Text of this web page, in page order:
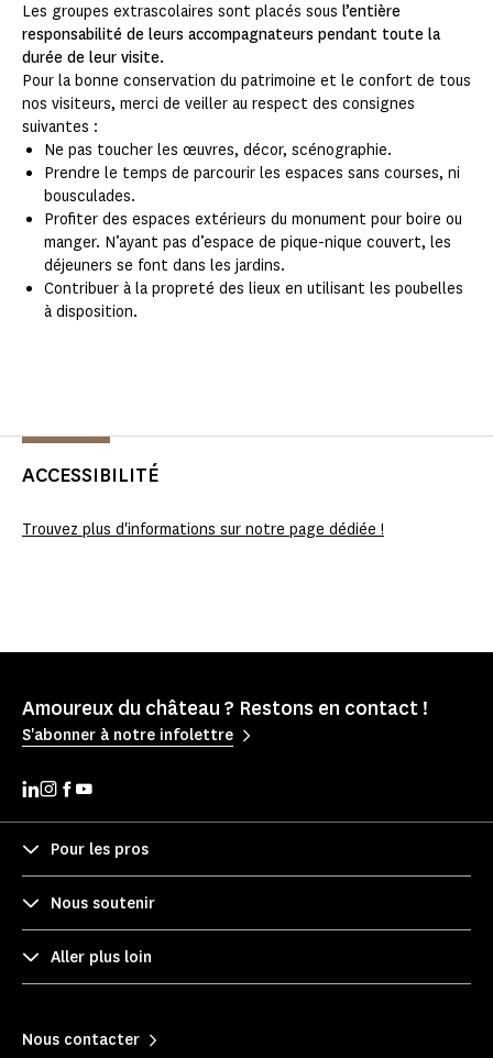
Les groupes extrascolaires sont placés sous l’entière
responsabilité de leurs accompagnateurs pendant toute la
durée de leur visite.
Pour la bonne conservation du patrimoine et le confort de tous
nos visiteurs, merci de veiller au respect des consignes
suivantes :
Ne pas toucher les œuvres, décor, scénographie.
Prendre le temps de parcourir les espaces sans courses, ni
bousculades.
Profiter des espaces extérieurs du monument pour boire ou
manger. N’ayant pas d’espace de pique-nique couvert, les
déjeuners se font dans les jardins.
Contribuer à la propreté des lieux en utilisant les poubelles
à disposition.
ACCESSIBILITÉ
Trouvez plus d'informations sur notre page dédiée !
Amoureux du château ? Restons en contact !
S'abonner à notre infolettre
Pour les pros
Nous soutenir
Aller plus loin
Nous contacter